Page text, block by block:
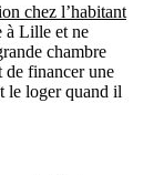
chez l’habitant
à Lille et ne
chambre
de financer une
le loger quand il